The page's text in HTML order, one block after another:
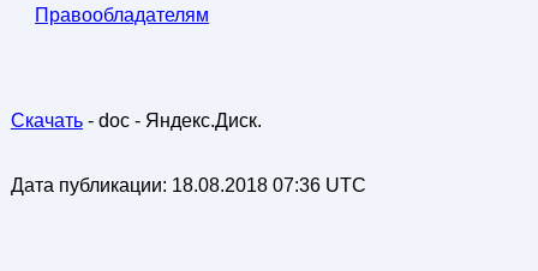
Правообладателям
Скачать- doc - Яндекс.Диск.
Дата публикации: 18.08.2018 07:36 UTC